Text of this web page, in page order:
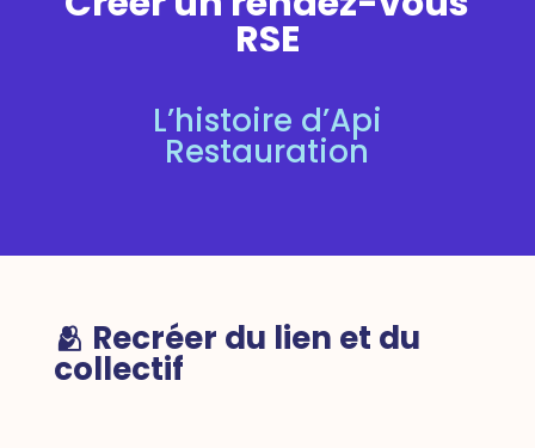
RSE
L’histoire d’Api
Restauration
🫂 Recréer du lien et du
collectif